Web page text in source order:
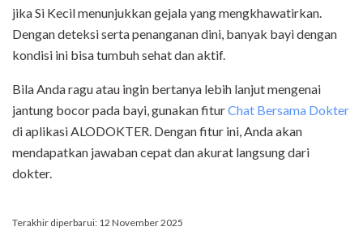
jika Si Kecil menunjukkan gejala yang mengkhawatirkan.
Dengan deteksi serta penanganan dini, banyak bayi dengan
kondisi ini bisa tumbuh sehat dan aktif.
Bila Anda ragu atau ingin bertanya lebih lanjut mengenai
jantung bocor pada bayi, gunakan fiturChat Bersama Dokter
di aplikasi ALODOKTER. Dengan fitur ini, Anda akan
mendapatkan jawaban cepat dan akurat langsung dari
dokter.
Terakhir diperbarui: 12 November 2025